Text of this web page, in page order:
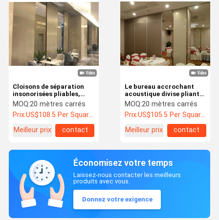
Cloisons de séparation
insonorisées pliables,
séparation en aluminium
de preuve saine de lieu de
réunion
MOQ:20 mètres carrés
Prix:US$108.5 Per Square Meter
Meilleur prix
contact
Le bureau accrochant
acoustique divise pliant
avec la décoration en
bois de grain
MOQ:20 mètres carrés
Prix:US$105.5 Per Square Meter
Meilleur prix
contact
Économisez votre temps
Laissez-nous contacter les meilleurs
produits avec vous.
Donnez votre exigence